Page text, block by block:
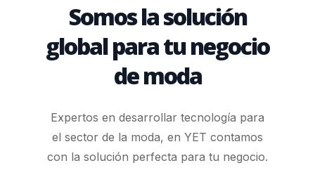
Somos la solución
global para tu negocio
de moda
Expertos en desarrollar tecnología para
el sector de la moda, en YET contamos
con la solución perfecta para tu negocio.